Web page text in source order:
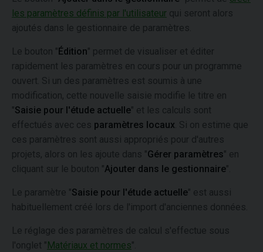
les paramètres définis par l'utilisateur qui seront alors
ajoutés dans le gestionnaire de paramètres.
Le bouton "Édition" permet de visualiser et éditer
rapidement les paramètres en cours pour un programme
ouvert. Si un des paramètres est soumis à une
modification, cette nouvelle saisie modifie le titre en
"Saisie pour l'étude actuelle" et les calculs sont
effectués avec ces paramètres locaux . Si on estime que
ces paramètres sont aussi appropriés pour d'autres
projets, alors on les ajoute dans "Gérer paramètres" en
cliquant sur le bouton "Ajouter dans le gestionnaire".
Le paramètre "Saisie pour l'étude actuelle" est aussi
habituellement créé lors de l'import d'anciennes données.
Le réglage des paramètres de calcul s'effectue sous
l'onglet "Matériaux et normes".